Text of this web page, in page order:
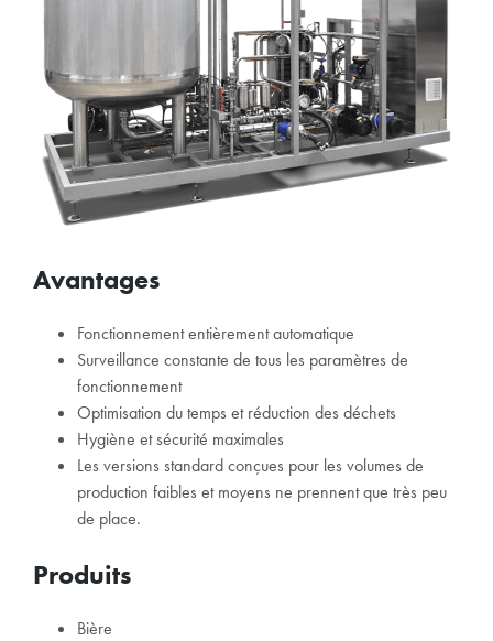
Avantages
Fonctionnement entièrement automatique
Surveillance constante de tous les paramètres de
fonctionnement
Optimisation du temps et réduction des déchets
Hygiène et sécurité maximales
Les versions standard conçues pour les volumes de
production faibles et moyens ne prennent que très peu
de place.
Produits
Bière